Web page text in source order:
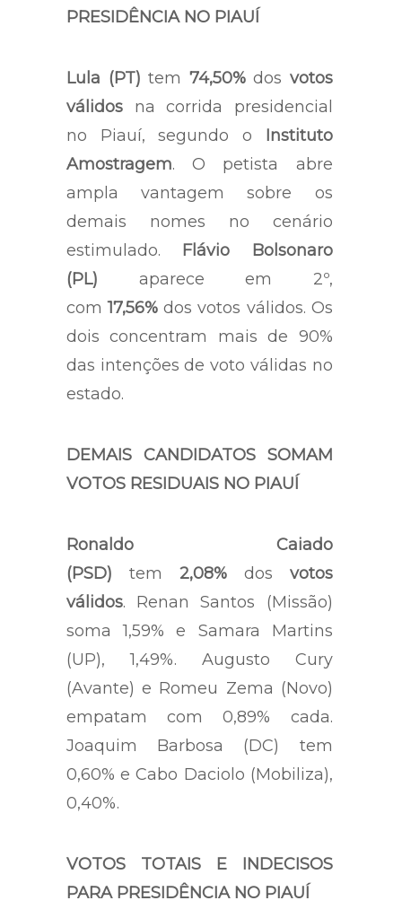
PRESIDÊNCIA NO PIAUÍ
Lula (PT) tem 74,50%dos votos
válidos na corrida presidencial
no Piauí, segundo o
Instituto
Amostragem. O petista abre
ampla vantagem sobre os
demais nomes no cenário
estimulado. Flávio Bolsonaro
(PL) aparece em 2º,
com17,56% dos votos válidos. Os
dois concentram mais de 90%
das intenções de voto válidas no
estado.
DEMAIS CANDIDATOS SOMAM
VOTOS RESIDUAIS NO PIAUÍ
Ronaldo Caiado
(PSD) tem 2,08%dos votos
válidos. Renan Santos (Missão)
soma 1,59% e Samara Martins
(UP), 1,49%. Augusto Cury
(Avante) e Romeu Zema (Novo)
empatam com 0,89% cada.
Joaquim Barbosa (DC) tem
0,60% e Cabo Daciolo (Mobiliza),
0,40%.
VOTOS TOTAIS E INDECISOS
PARA PRESIDÊNCIA NO PIAUÍ